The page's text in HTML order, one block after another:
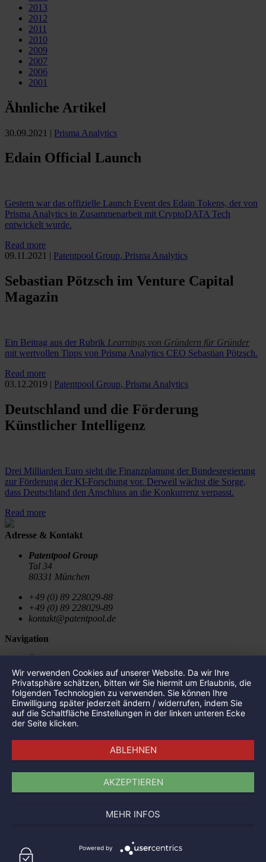
2013
2012
2011
2010
2009
2007
2006
2001
Ähnliche Artikel
30.09.2021 | Prisma Analytics
Edain Official Launch
Gestern war das offizielle Launch Event des Edain Tokens, der von
Prisma Analytics in Zusammenarbeit mit CryptoDATA Tech
entwickelt wurde.
Read more
09.11.2021 | Patentpool Group, Prisma Analytics
Sebastian Pötzsch im Venture Capital
Magazin
Ein Beitrag aus der Rubrik Learnings von Gründern für Gründer
mit wertvollen Tipps von Prisma Analytics CEO Sebastian Pötzsch.
Read more
03.12.2019 | Patentpool Group, Prisma Analytics
Deutschland und die Förderung
Künstlicher Intelligenz
Drei Milliarden Euro sieht die Finanzplanung der Bundesregierung
zur Förderung der KI-Forschung vor. Derweil wächst die Sorge,
dass Deutschland den Anschluss an die Konkurrenz verpasst.
Read more
Adresse & Kontakt
Patentpool Group
Tal 34
80331 München
+49 (0) 89 228029-88
+49 (0) 89 228029-89
kontakt@patentpool.de
Navigation
Portfolio
Aktuelles
Presse
Impressum
Datenschutz
Single Atom Technologies
Canify
Wispr Communication
Micro Wave Ignition
Wir verwenden Cookies auf unserer Website. Da wir Ihre
Privatsphäre schätzen, bitten wir Sie hiermit um Erlaubnis, die
folgenden Technologien zu verwenden. Sie können Ihre
Einwilligung später jederzeit ändern / widerrufen, indem Sie
auf die Schaltfläche Einstellungen in der linken unteren Ecke
der Seite klicken.
ABLEHNEN
AKZEPTIEREN
MEHR INFOS
Powered by